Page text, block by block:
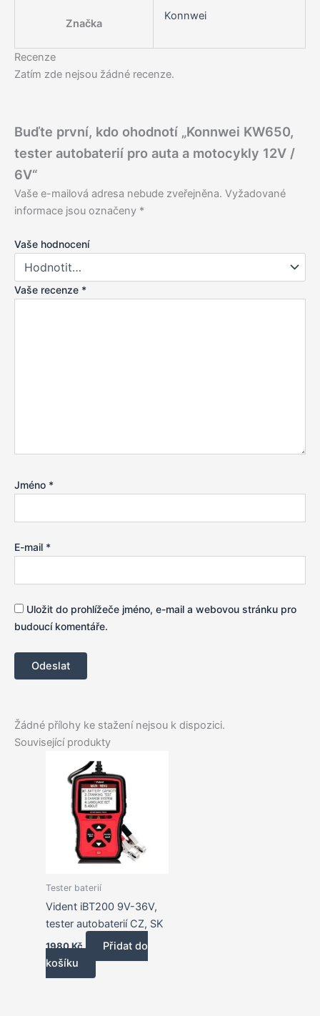
Značka
Konnwei
Recenze
Zatím zde nejsou žádné recenze.
Buďte první, kdo ohodnotí „Konnwei KW650,
tester autobaterií pro auta a motocykly 12V /
6V“
Vaše e-mailová adresa nebude zveřejněna. Vyžadované
informace jsou označeny *
Vaše hodnocení
Vaše recenze *
Jméno *
E-mail *
Uložit do prohlížeče jméno, e-mail a webovou stránku pro
budoucí komentáře.
Žádné přílohy ke stažení nejsou k dispozici.
Související produkty
Tester baterií
Vident iBT200 9V-36V,
tester autobaterií CZ, SK
1980Kč
Přidat do
košíku